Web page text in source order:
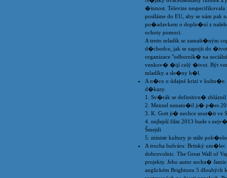
�innost. Televize nespecifikovala
posíláme do EU, aby se nám
po�adavkem o dopln�ní z
ochoty pomoci.
A tento mladík se zamašt�ným
d�chodce, jak se zapojit do
organizace "odborník� na
venkov� �ijí celý �ivot. Být
mladíky a sle�ny h�l.
A n�co o údajné krizi v kultu�e.
d�kazy.
1. Sv�rák se definitivn� zbláznil
2. Menzel nenato�il ji� p�es
3. K. Gott ji� nechce sout�it ve
4. nejlepší film 2013 bude s
Šmejdi
5. ministr kultury je stále
A trocha bulváru: Britský um�lec
dobrovolnic. The Great Wall of
projekty. Jeho autor socha�
anglickém Brightonu 5